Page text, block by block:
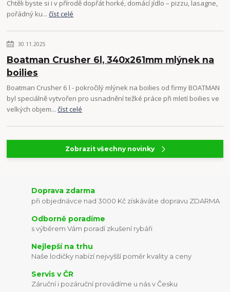
Chtěli byste si i v přírodě dopřát horké, domácí jídlo – pizzu, lasagne,
pořádný ku...číst celé
30.11.2025
Boatman Crusher 6l, 340x261mm mlýnek na
boilies
Boatman Crusher 6 l - pokročilý mlýnek na boilies od firmy BOATMAN
byl speciálně vytvořen pro usnadnění težké práce při mletí boilies ve
velkých objem...číst celé
Zobrazit všechny novinky
Doprava zdarma
při objednávce nad 3000 Kč získáváte dopravu ZDARMA
Odborně poradíme
s výběrem Vám poradí zkušení rybáři
Nejlepší na trhu
Naše lodičky nabízí nejvyšší poměr kvality a ceny
Servis v ČR
Záruční i pozáruční provádíme u nás v Česku